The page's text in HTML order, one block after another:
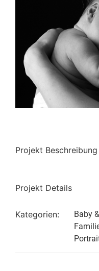
Projekt Beschreibung
Projekt Details
Kategorien:
Baby